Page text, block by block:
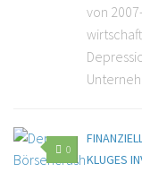
von
0
KLUGES